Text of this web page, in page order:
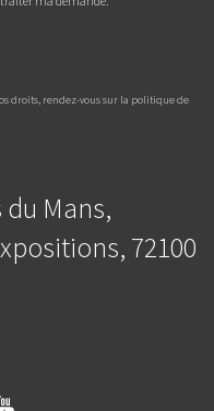
droits, rendez-vous sur la politique de
Mans,
72100